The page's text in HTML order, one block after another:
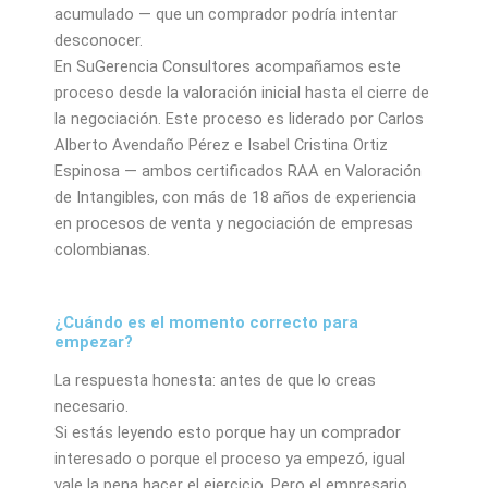
acumulado — que un comprador podría intentar
desconocer.
En SuGerencia Consultores acompañamos este
proceso desde la valoración inicial hasta el cierre de
la negociación. Este proceso es liderado por Carlos
Alberto Avendaño Pérez e Isabel Cristina Ortiz
Espinosa — ambos certificados RAA en Valoración
de Intangibles, con más de 18 años de experiencia
en procesos de venta y negociación de empresas
colombianas.
¿Cuándo es el momento correcto para
empezar?
La respuesta honesta: antes de que lo creas
necesario.
Si estás leyendo esto porque hay un comprador
interesado o porque el proceso ya empezó, igual